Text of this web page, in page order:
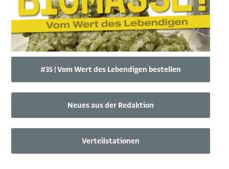
#35 | Vom Wert des Lebendigen bestellen
Neues aus der Redaktion
Verteilstationen